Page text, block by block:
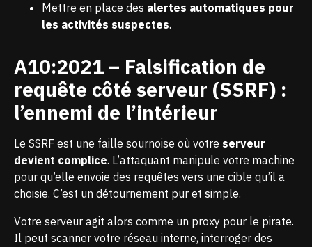
Mettre en place des alertes automatiques pour
les activités suspectes.
A10:2021 – Falsification de
requête côté serveur (SSRF) :
l’ennemi de l’intérieur
Le SSRF est une faille sournoise où votre serveur
devient complice. L’attaquant manipule votre machine
pour qu’elle envoie des requêtes vers une cible qu’il a
choisie. C’est un détournement pur et simple.
Votre serveur agit alors comme un proxy pour le pirate.
Il peut scanner votre réseau interne, interroger des